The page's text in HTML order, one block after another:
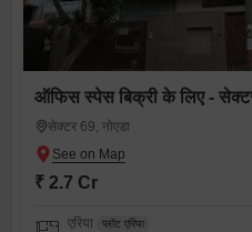
ऑफिस स्पेस बिक्री के लिए -
सेक्टर 69, नोएडा
₹ 2.7 Cr
एरिया प्लॉट एरिया